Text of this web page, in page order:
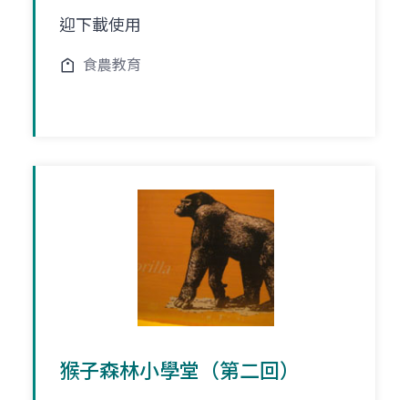
迎下載使用
食農教育
猴子森林小學堂（第二回）